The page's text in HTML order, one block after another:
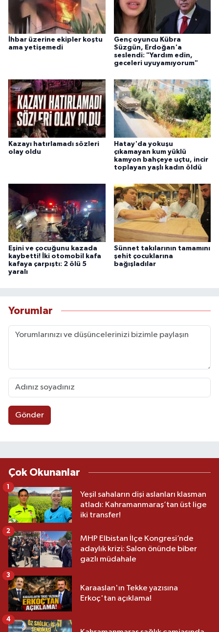
İhbar üzerine ekipler koştu
ama yetişemedi
Genç oyuncu Kübra
Süzgün, Erdoğan'a
seslendi: "Yardım edin,
geceleri uyuyamıyorum"
Kazayı hatırlamadı sözleri
olay oldu
Hatay'da yokuşu
çıkamayan kum yüklü
kamyon bahçeye uçtu, incir
toplayan yaşlı kadın öldü
Eşini ve çocuğunu kazada
kaybetti! İki otomobil kafa
kafaya çarpıştı: 2 ölü 5
yaralı
Sünnet takılarının tamamını
şehit çocuklarına
bağışladılar
Yorumlar
Gönder
Çok Okunanlar
Yeşil sahaların dişi aslanları klasman
atladı: Kahramanmaraş’tan üst lige
iki transfer!
1
MHP Elbistan İlçe Kongresi’nde
adaylık krizi: Salon önünde biber
gazlı müdahale
2
Karaaslan'ın Tekke yazısına
Erkoç'tan açıklama!
3
4